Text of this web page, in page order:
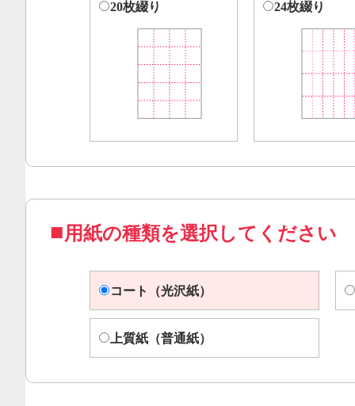
20枚綴り 24枚綴り
用紙の種類を選択してください
コート（光沢紙）
上質紙（普通紙）